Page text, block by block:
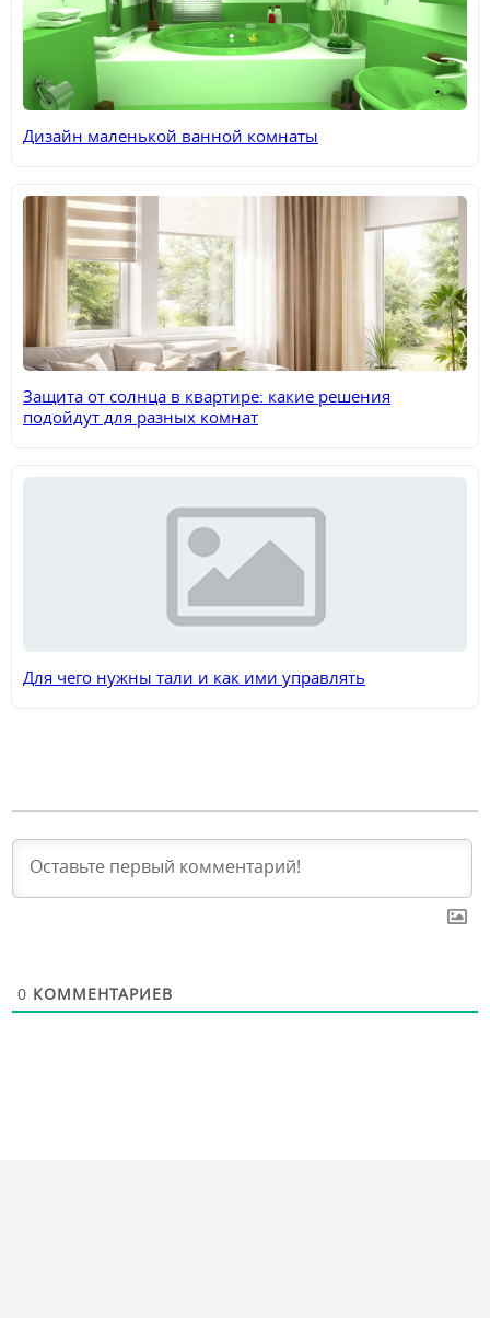
Дизайн маленькой ванной комнаты
Защита от солнца в квартире: какие решения
подойдут для разных комнат
Для чего нужны тали и как ими управлять
0 КОММЕНТАРИЕВ